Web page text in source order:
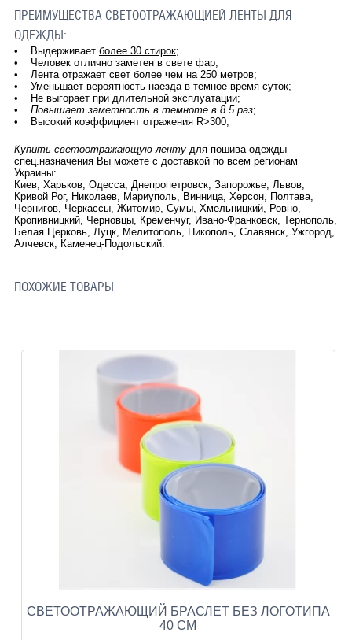
ПРЕИМУЩЕСТВА СВЕТООТРАЖАЮЩИЕЙ ЛЕНТЫ ДЛЯ
ОДЕЖДЫ:
• Выдерживает более 30 стирок;
• Человек отлично заметен в свете фар;
• Лента отражает свет более чем на 250 метров;
• Уменьшает вероятность наезда в темное время суток;
• Не выгорает при длительной эксплуатации;
•
Повышает заметность в темноте в 8.5 раз;
• Высокий коэффициент отражения R>300;
Купить светоотражающую лентудля пошива одежды
спец.назначения Вы можете с доставкой по всем регионам
Украины:
Киев, Харьков, Одесса, Днепропетровск, Запорожье, Львов,
Кривой Рог, Николаев, Мариуполь, Винница, Херсон, Полтава,
Чернигов, Черкассы, Житомир, Сумы, Хмельницкий, Ровно,
Кропивницкий, Черновцы, Кременчуг, Ивано-Франковск, Тернополь,
Белая Церковь, Луцк, Мелитополь, Никополь, Славянск, Ужгород,
Алчевск, Каменец-Подольский.
ПОХОЖИЕ ТОВАРЫ
СВЕТООТРАЖАЮЩИЙ БРАСЛЕТ БЕЗ ЛОГОТИПА
40 СМ